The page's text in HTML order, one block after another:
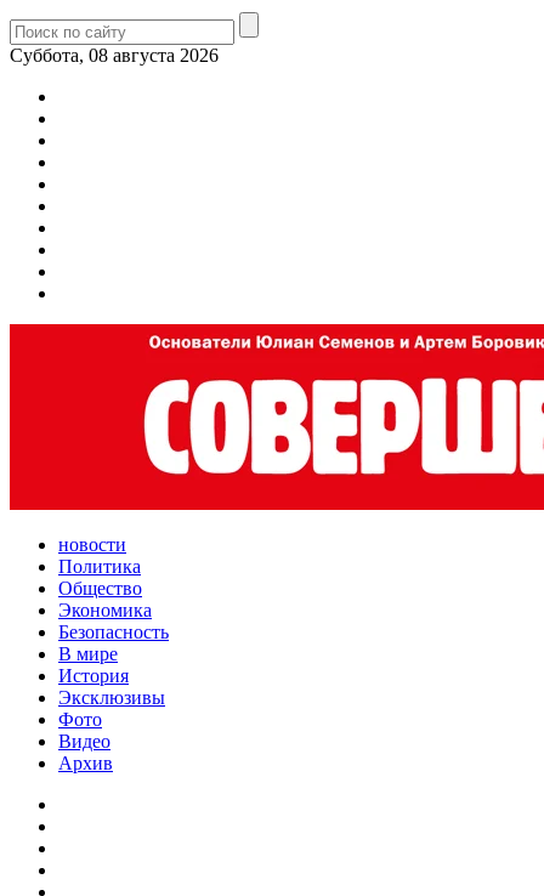
Суббота, 08 августа 2026
новости
Политика
Общество
Экономика
Безопасность
В мире
История
Эксклюзивы
Фото
Видео
Архив